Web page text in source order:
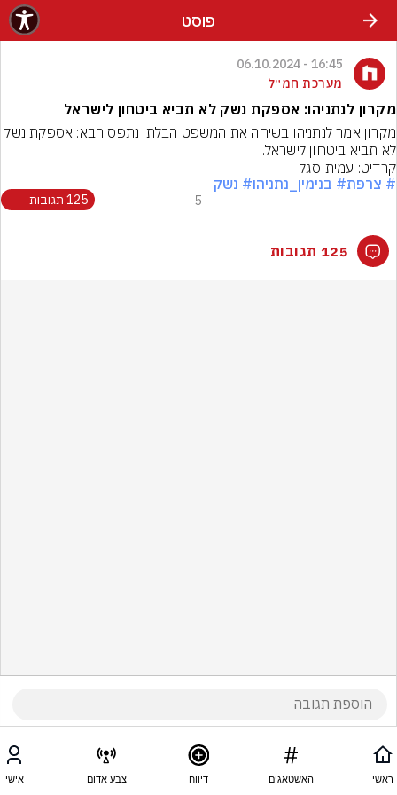
פוסט
16:45 - 06.10.2024
מערכת חמ״ל
מקרון לנתניהו: אספקת נשק לא תביא ביטחון לישראל
לא תביא ביטחון לישראל.
קרדיט: עמית סגל
# צרפת# בנימין_נתניהו# נשק
5 125 תגובות
125 תגובות
ראשי האשטאגים דיווח צבע אדום אישי